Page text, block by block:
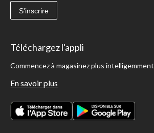
S'inscrire
Téléchargez l'appli
Commencez à magasinez plus intelligemment
En savoir plus